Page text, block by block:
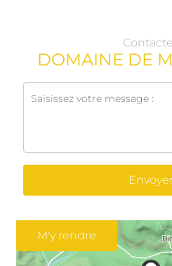
DOMAINE DE
M'y rendre